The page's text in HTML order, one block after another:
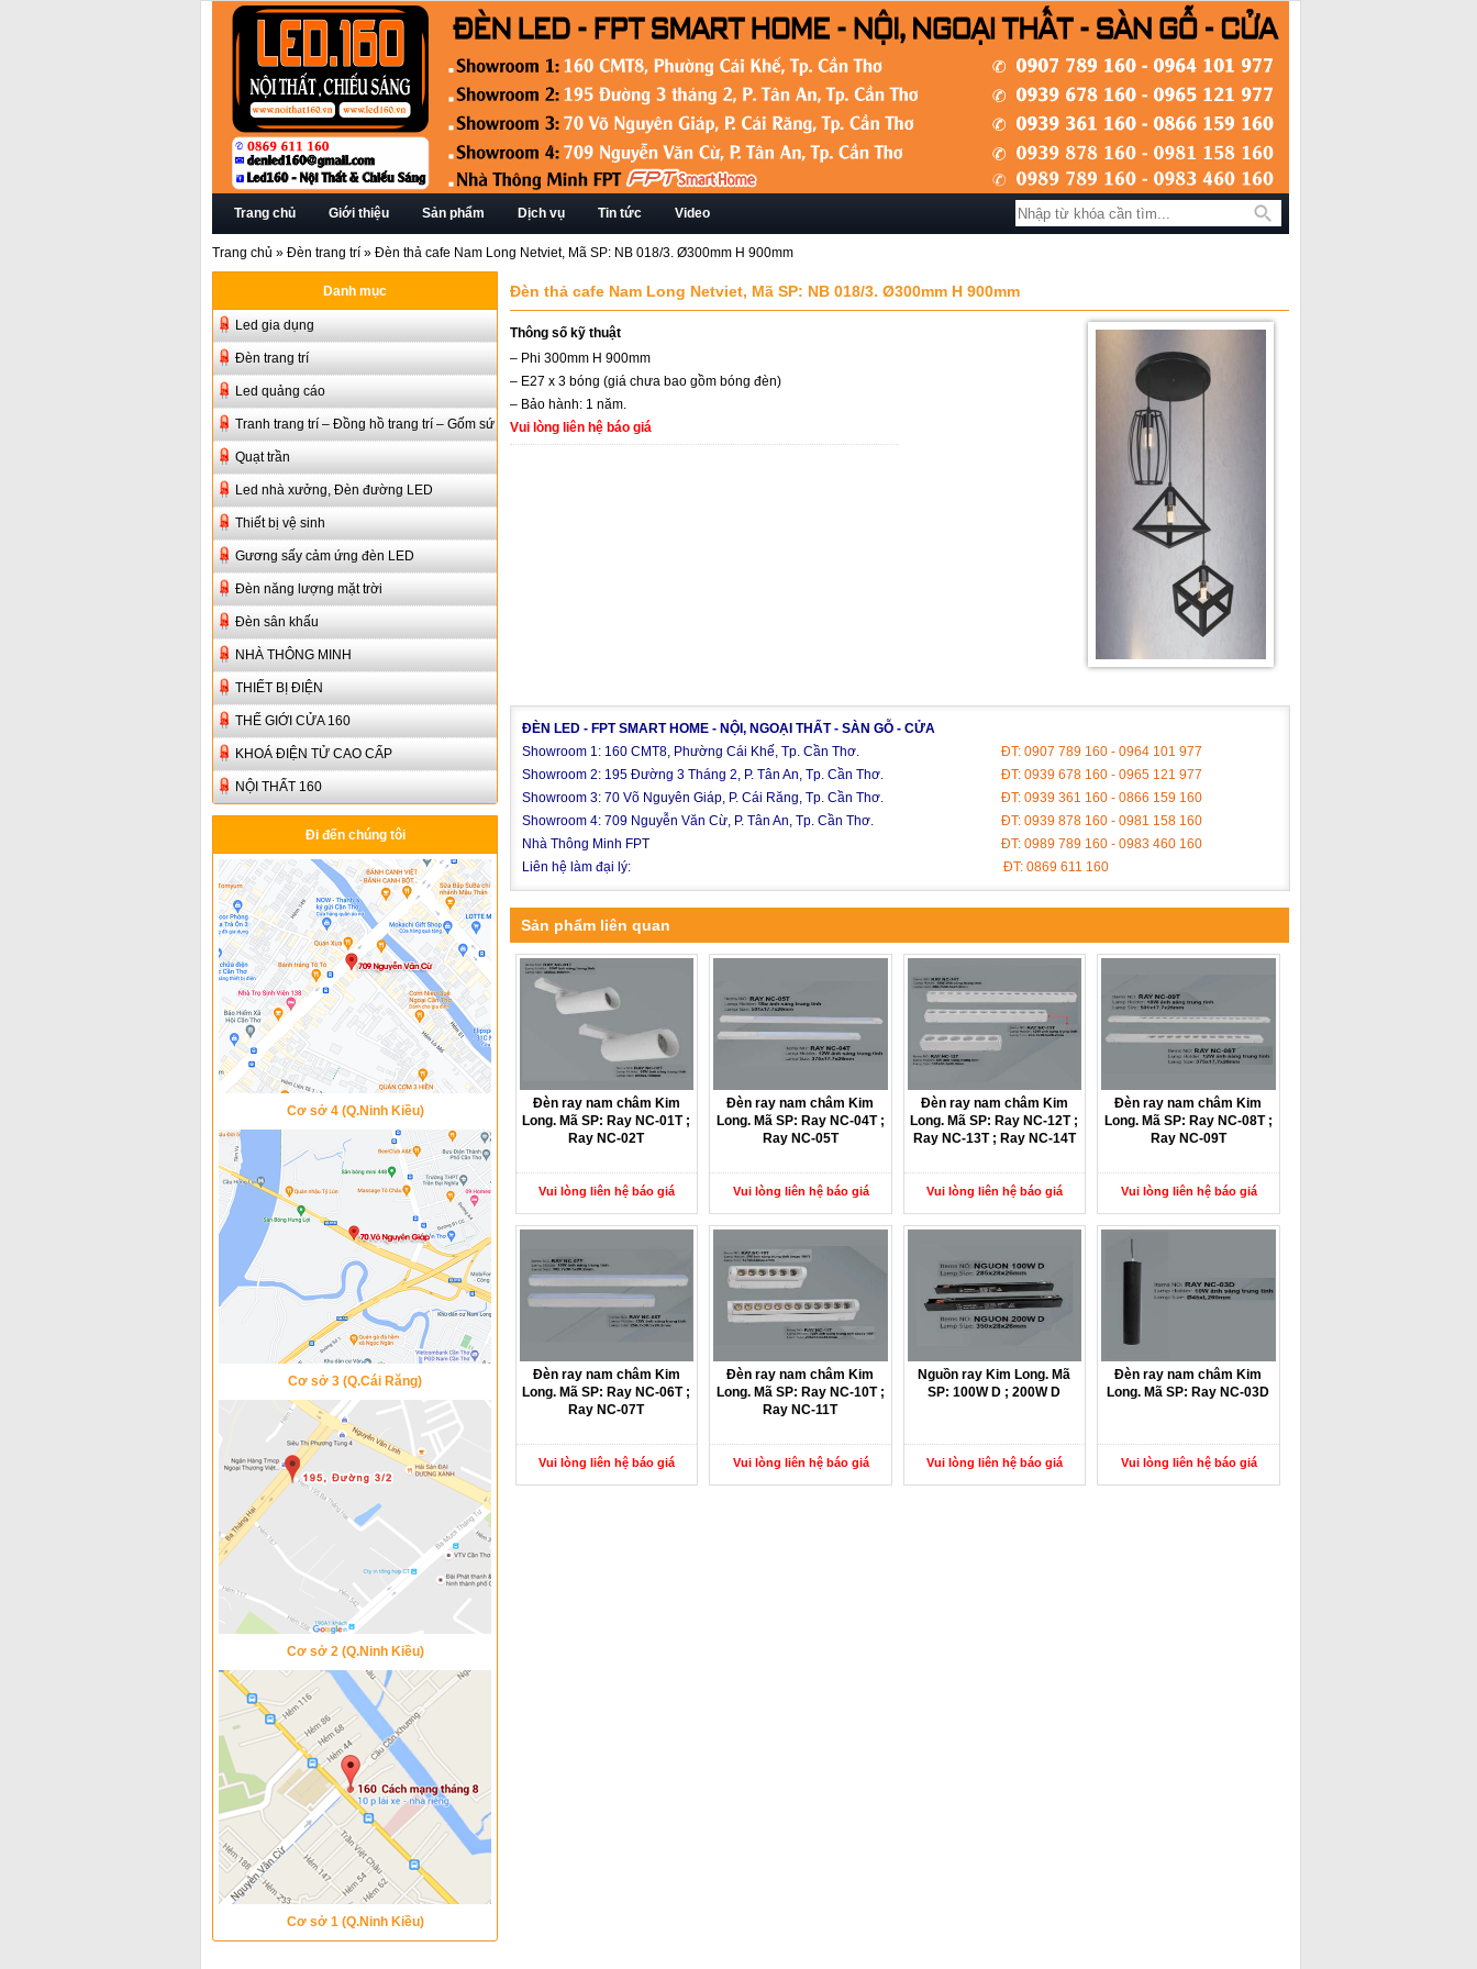
Trang chủ Giới thiệu Sản phẩm Dịch vụ Tin tức Video Tìm kiếm
Trang chủ » Đèn trang trí » Đèn thả cafe Nam Long Netviet, Mã SP: NB 018/3. Ø300mm H 900mm
Danh mục
Led gia dụng
Đèn trang trí
Led quảng cáo
Tranh trang trí – Đồng hồ trang trí – Gốm sứ
Quạt trần
Led nhà xưởng, Đèn đường LED
Thiết bị vệ sinh
Gương sấy cảm ứng đèn LED
Đèn năng lượng mặt trời
Đèn sân khấu
NHÀ THÔNG MINH
THIẾT BỊ ĐIỆN
THẾ GIỚI CỬA 160
KHOÁ ĐIỆN TỬ CAO CẤP
NỘI THẤT 160
Đi đến chúng tôi
Cơ sở 4 (Q.Ninh Kiều)
Cơ sở 3 (Q.Cái Răng)
Cơ sở 2 (Q.Ninh Kiều)
Cơ sở 1 (Q.Ninh Kiều)
Đèn thả cafe Nam Long Netviet, Mã SP: NB 018/3. Ø300mm H 900mm
Thông số kỹ thuật
– Phi 300mm H 900mm
– E27 x 3 bóng (giá chưa bao gồm bóng đèn)
– Bảo hành: 1 năm.
Vui lòng liên hệ báo giá
ĐÈN LED - FPT SMART HOME - NỘI, NGOẠI THẤT - SÀN GỖ - CỬA
Showroom 1: 160 CMT8, Phường Cái Khế, Tp. Cần Thơ.
ĐT: 0907 789 160 - 0964 101 977
Showroom 2: 195 Đường 3 Tháng 2, P. Tân An, Tp. Cần Thơ.
ĐT: 0939 678 160 - 0965 121 977
Showroom 3: 70 Võ Nguyên Giáp, P. Cái Răng, Tp. Cần Thơ.
ĐT: 0939 361 160 - 0866 159 160
Showroom 4: 709 Nguyễn Văn Cừ, P. Tân An, Tp. Cần Thơ.
ĐT: 0939 878 160 - 0981 158 160
Nhà Thông Minh FPT
ĐT: 0989 789 160 - 0983 460 160
Liên hệ làm đại lý:
ĐT: 0869 611 160
Sản phẩm liên quan
Đèn ray nam châm Kim
Long. Mã SP: Ray NC-01T ;
Ray NC-02T
Vui lòng liên hệ báo giá
Đèn ray nam châm Kim
Long. Mã SP: Ray NC-04T ;
Ray NC-05T
Vui lòng liên hệ báo giá
Đèn ray nam châm Kim
Long. Mã SP: Ray NC-12T ;
Ray NC-13T ; Ray NC-14T
Vui lòng liên hệ báo giá
Đèn ray nam châm Kim
Long. Mã SP: Ray NC-08T ;
Ray NC-09T
Vui lòng liên hệ báo giá
Đèn ray nam châm Kim
Long. Mã SP: Ray NC-06T ;
Ray NC-07T
Vui lòng liên hệ báo giá
Đèn ray nam châm Kim
Long. Mã SP: Ray NC-10T ;
Ray NC-11T
Vui lòng liên hệ báo giá
Nguồn ray Kim Long. Mã
SP: 100W D ; 200W D
Vui lòng liên hệ báo giá
Đèn ray nam châm Kim
Long. Mã SP: Ray NC-03D
Vui lòng liên hệ báo giá